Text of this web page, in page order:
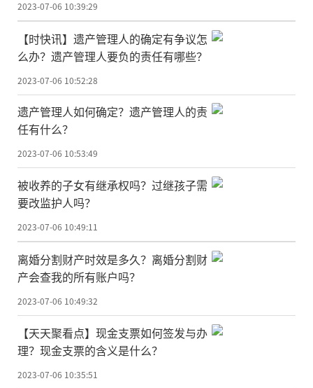
2023-07-06 10:39:29
【时快讯】遗产管理人的确定有争议怎
么办？遗产管理人要负的责任有哪些？
2023-07-06 10:52:28
遗产管理人如何确定？遗产管理人的责
任有什么？
2023-07-06 10:53:49
被收养的子女有继承权吗？过继孩子需
要改监护人吗？
2023-07-06 10:49:11
离婚分割财产时效是多久？离婚分割财
产会查我的所有账户吗？
2023-07-06 10:49:32
【天天聚看点】现金支票如何签发与办
理？现金支票的含义是什么？
2023-07-06 10:35:51